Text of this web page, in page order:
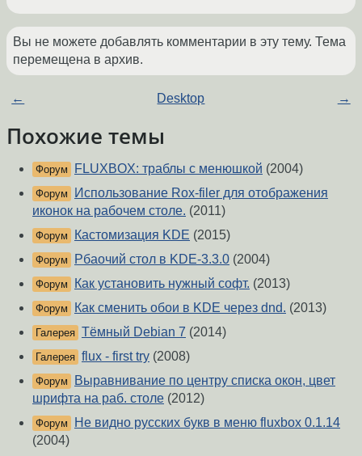
Вы не можете добавлять комментарии в эту тему. Тема
перемещена в архив.
← Desktop →
Похожие темы
Форум FLUXBOX: траблы с менюшкой (2004)
Форум
Использование Rox-filer для отображения
иконок на рабочем столе. (2011)
Форум Кастомизация KDE (2015)
Форум Рбаочий стол в KDE-3.3.0 (2004)
Форум Как установить нужный софт. (2013)
Форум Как сменить обои в KDE через dnd. (2013)
Галерея Тёмный Debian 7 (2014)
Галерея flux - first try (2008)
Форум
Выравнивание по центру списка окон, цвет
шрифта на раб. столе (2012)
Форум
Не видно русских букв в меню fluxbox 0.1.14
(2004)